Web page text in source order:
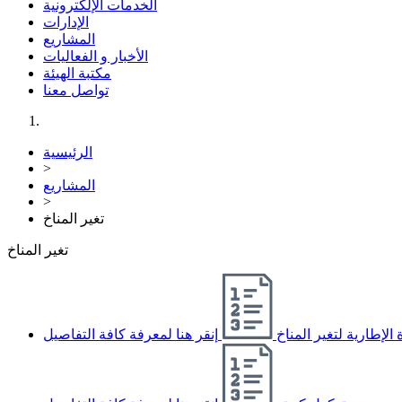
الخدمات الإلكترونية
الإدارات
المشاريع
الأخبار و الفعاليات
مكتبة الهيئة
تواصل معنا
الرئيسية
>
المشاريع
>
تغير المناخ
تغير المناخ
الإطارية لتغير المناخ إنقر هنا لمعرفة كافة التفاصيل